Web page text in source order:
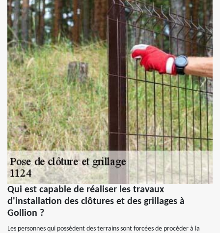
Qui est capable de réaliser les travaux
d'installation des clôtures et des grillages à
Gollion ?
Les personnes qui possèdent des terrains sont forcées de procéder à la